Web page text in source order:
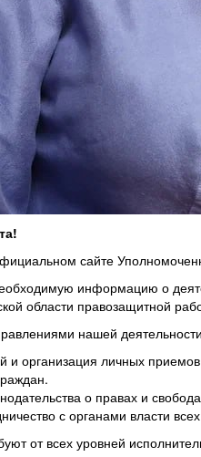
сайте
информацию о
области правозащитной
нашей
и организация личных
о правах и
с органами власти
от всех уровней